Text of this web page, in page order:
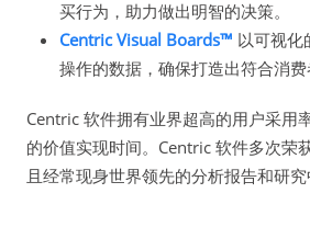
买行为，助力做出明智的决策。
Centric Visual Boards™ 以可视化
操作的数据，确保打造出符合消费
Centric 软件拥有业界超高的用户采用
的价值实现时间。Centric 软件多次荣
且经常现身世界领先的分析报告和研究